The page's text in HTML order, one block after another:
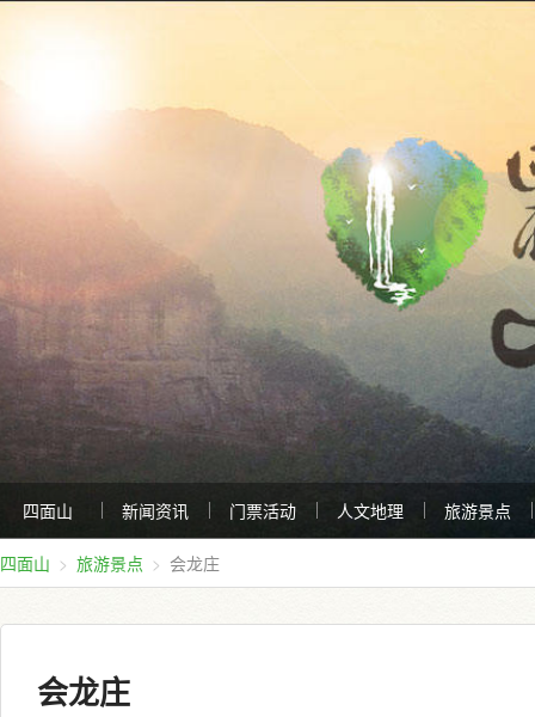
四面山 新闻资讯 门票活动 人文地理 旅游景点
四面山 旅游景点 会龙庄
会龙庄